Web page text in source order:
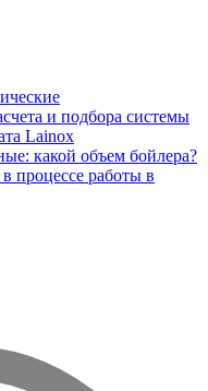
и подбора системы
Lainox
какой объем бойлера?
процессе работы в